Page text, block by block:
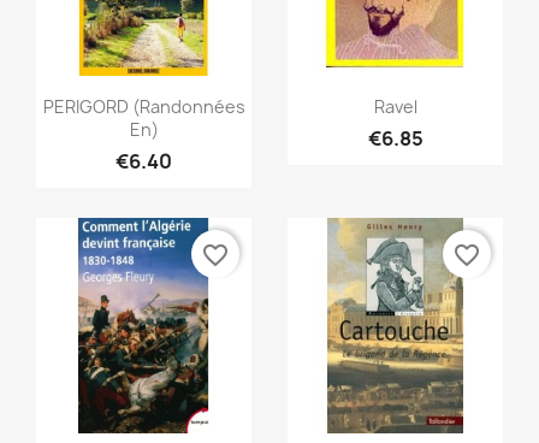
Quick view
PERIGORD (Randonnées
En)
€6.40
Quick view
Ravel
€6.85
favorite_border favorite_border